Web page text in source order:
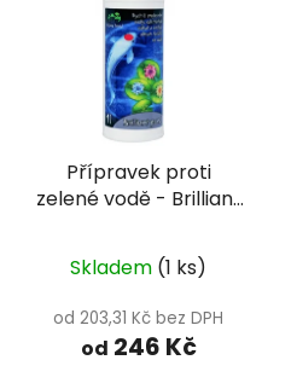
Přípravek proti
zelené vodě - Brilliant
Skladem (1 ks)
od 203,31 Kč bez DPH
od 246 Kč